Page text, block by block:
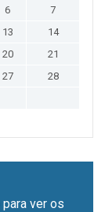
6
7
13
14
20
21
27
28
para ver os